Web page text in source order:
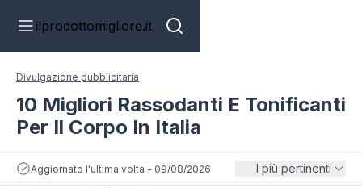
ilprodottomigliore.it
Divulgazione pubblicitaria
10 Migliori Rassodanti E Tonificanti
Per Il Corpo In Italia
Aggiornato l'ultima volta - 09/08/2026 I più pertinenti